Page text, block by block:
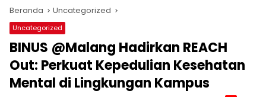
Beranda Uncategorized
Uncategorized
BINUS @Malang Hadirkan REACH
Out: Perkuat Kepedulian Kesehatan
Mental di Lingkungan Kampus